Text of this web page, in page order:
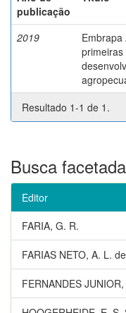
publicação
2019
Embrapa
Resultado 1-1 de 1.
Busca facetada
Editor
FARIA, G. R.
FARIAS NETO, A. L. de
FERNANDES JUNIOR,